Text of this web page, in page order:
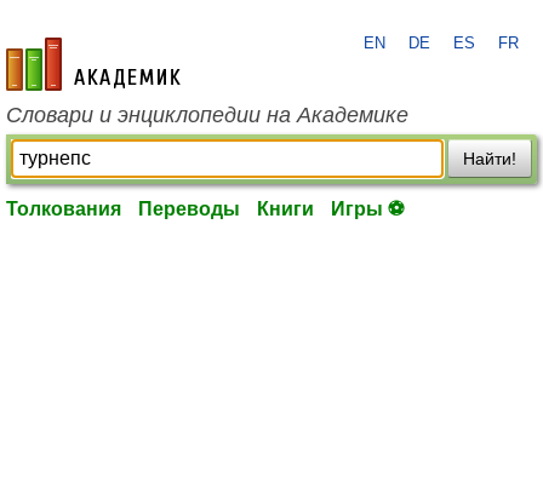
academic.ru
EN DE ES FR
Словари и энциклопедии на Академике
Найти!
Толкования Переводы Книги Игры ⚽